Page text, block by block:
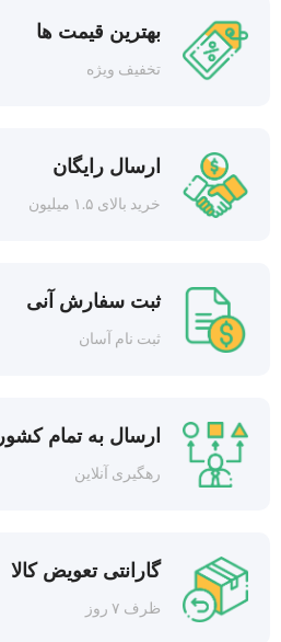
بهترین قیمت ها
تخفیف ویژه
ارسال رایگان
خرید بالای ۱.۵ میلیون
ثبت سفارش آنی
ثبت نام آسان
ارسال به تمام کشور
رهگیری آنلاین
گارانتی تعویض کالا
ظرف ۷ روز